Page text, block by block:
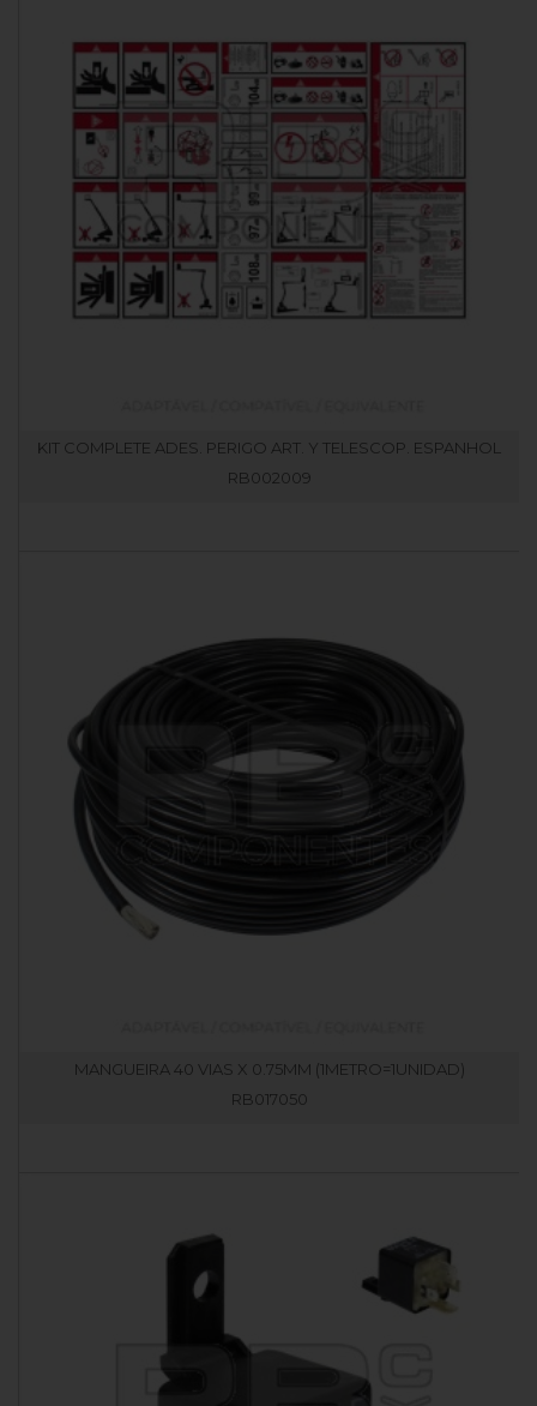
KIT COMPLETE ADES. PERIGO ART. Y TELESCOP. ESPANHOL
RB002009
MANGUEIRA 40 VIAS X 0.75MM (1METRO=1UNIDAD)
RB017050